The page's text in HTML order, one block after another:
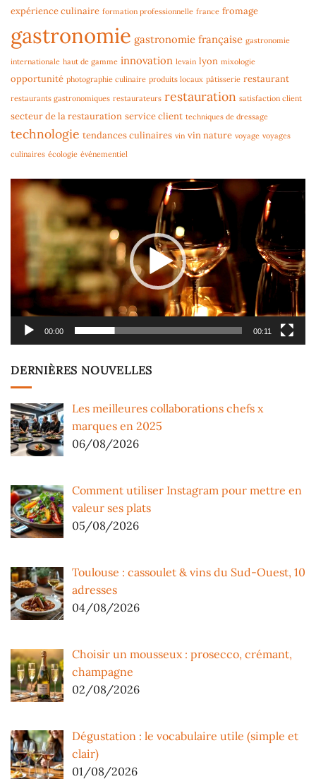
expérience culinaire formation professionnelle france fromage
gastronomie gastronomie française gastronomie
internationale haut de gamme innovation levain lyon mixologie
opportunité photographie culinaire produits locaux pâtisserie restaurant
restaurants gastronomiques restaurateurs restauration satisfaction client
secteur de la restauration service client techniques de dressage
technologie tendances culinaires vin vin nature voyage voyages
culinaires écologie événementiel
Lecteur
vidéo
00:00 00:11
DERNIÈRES NOUVELLES
Les meilleures collaborations chefs x
marques en 2025
06/08/2026
Comment utiliser Instagram pour mettre en
valeur ses plats
05/08/2026
Toulouse : cassoulet & vins du Sud-Ouest, 10
adresses
04/08/2026
Choisir un mousseux : prosecco, crémant,
champagne
02/08/2026
Dégustation : le vocabulaire utile (simple et
clair)
01/08/2026